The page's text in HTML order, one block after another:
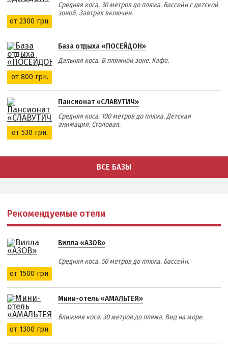
от 2300 грн.
Средняя коса. 30 метров до пляжа. Бассейн с детской
зоной. Завтрак включен.
от 800 грн.
База отдыха «ПОСЕЙДОН»
Дальняя коса. В пляжной зоне. Кафе.
от 530 грн.
Пансионат «СЛАВУТИЧ»
Средняя коса. 100 метров до пляжа. Детская
анимация. Столовая.
ВСЕ БАЗЫ
Рекомендуемые отели
от 1500 грн.
Вилла «АЗОВ»
Средняя коса. 50 метров до пляжа. Бассейн.
от 1300 грн.
Мини-отель «АМАЛЬТЕЯ»
Ближняя коса. 30 метров до пляжа. Вид на море.